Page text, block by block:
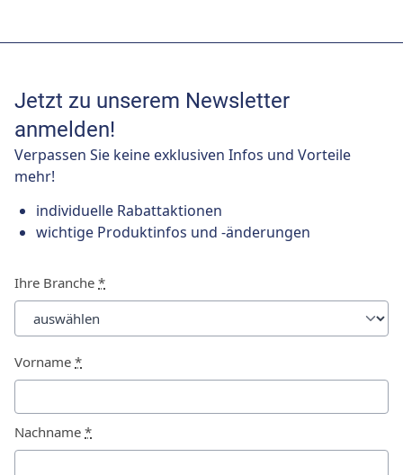
Jetzt zu unserem Newsletter
anmelden!
Verpassen Sie keine exklusiven Infos und Vorteile
mehr!
individuelle Rabattaktionen
wichtige Produktinfos und -änderungen
Ihre Branche *
Vorname *
Nachname *